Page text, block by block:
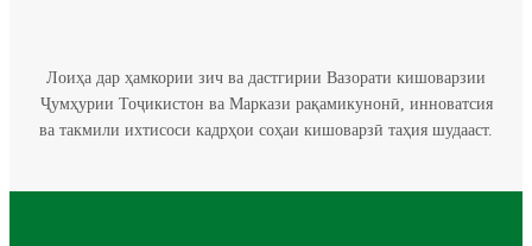
Лоиҳа дар ҳамкории зич ва дастгирии Вазорати кишоварзии
Ҷумҳурии Тоҷикистон ва Маркази рақамикунонӣ, инноватсия
ва такмили ихтисоси кадрҳои соҳаи кишоварзӣ таҳия шудааст.